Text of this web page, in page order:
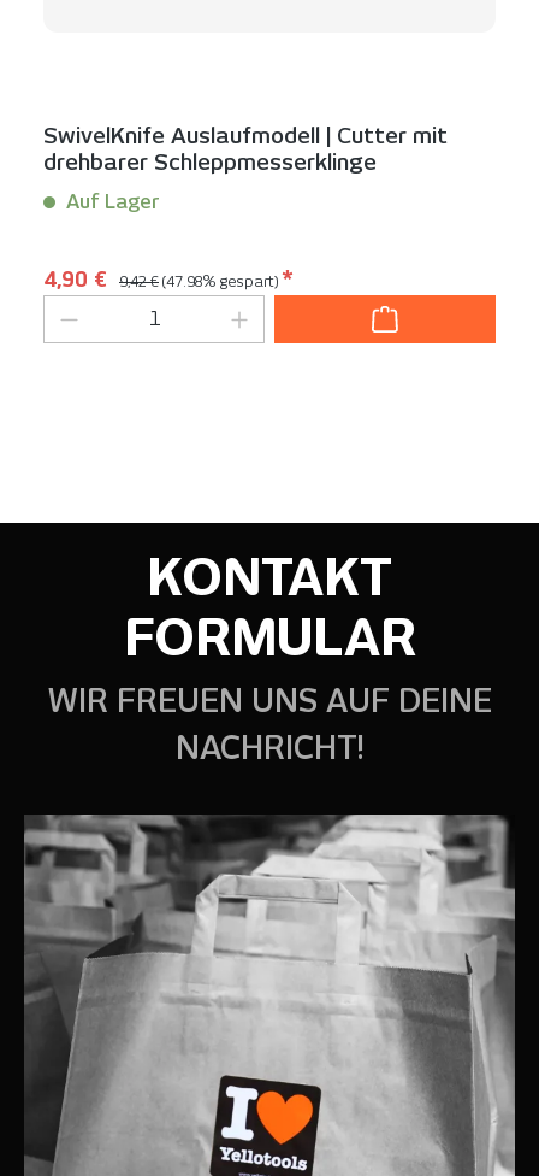
SwivelKnife Auslaufmodell | Cutter mit
drehbarer Schleppmesserklinge
Auf Lager
Verkaufspreis:
4,90 € Regulärer Preis:
9,42 € (47.98% gespart) *
Produkt Anzahl: Gib den
KONTAKT
FORMULAR
WIR FREUEN UNS AUF DEINE
NACHRICHT!